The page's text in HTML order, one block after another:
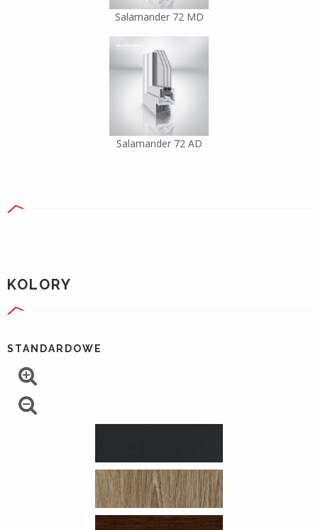
Salamander 72 MD
Salamander 72 AD
KOLORY
STANDARDOWE